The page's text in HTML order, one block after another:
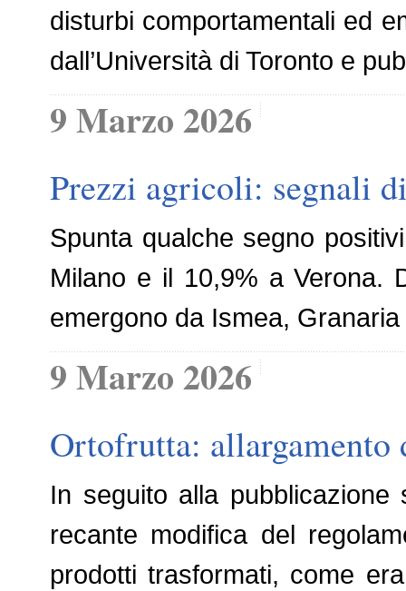
disturbi comportamentali ed
dall’Università di Toronto e
9 Marzo 2026
Prezzi agricoli: segnali
Spunta qualche segno
Milano e il 10,9% a Verona.
emergono da Ismea,
9 Marzo 2026
Ortofrutta:
In seguito alla pubblicazione
recante modifica del
prodotti trasformati, come